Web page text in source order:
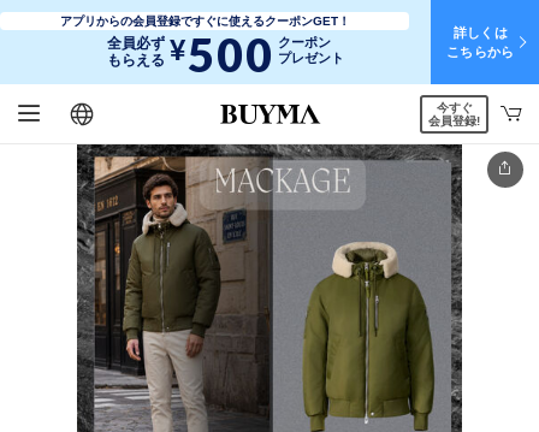
アプリからの会員登録ですぐに使えるクーポンGET！
全員必ず
もらえる ¥500 クーポン
プレゼント
詳しくは
こちらから
日本語
English
简体中文
繁體中文
今すぐ
会員登録!